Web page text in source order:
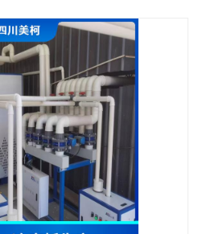
绵阳冻库,绵阳保鲜冷库
广元冻库安装,广元冻库造
价
遂宁冻库
泸州冻库，泸州冷库
自贡冻库组装
攀枝花冻库